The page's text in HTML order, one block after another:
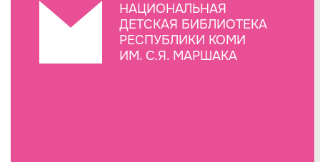
НАЦИОНАЛЬНАЯ
ДЕТСКАЯ БИБЛИОТЕКА
РЕСПУБЛИКИ КОМИ
ИМ. С.Я. МАРШАКА